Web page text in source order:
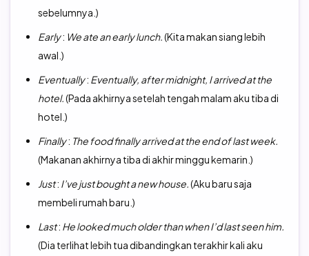
sebelumnya.)
Early: We ate an early lunch. (Kita makan siang lebih
awal.)
Eventually: Eventually, after midnight, I arrived at the
hotel. (Pada akhirnya setelah tengah malam aku tiba di
hotel.)
Finally: The food finally arrived at the end of last week.
(Makanan akhirnya tiba di akhir minggu kemarin.)
Just: I’ve just bought a new house. (Aku baru saja
membeli rumah baru.)
Last: He looked much older than when I’d last seen him.
(Dia terlihat lebih tua dibandingkan terakhir kali aku